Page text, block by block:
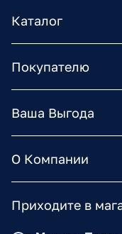
Каталог
Покупателю
Ваша Выгода
О Компании
Приходите в